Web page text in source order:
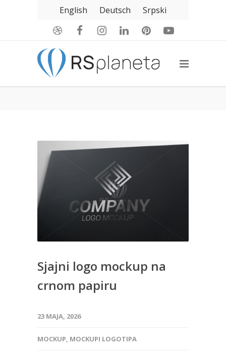
English Deutsch Srpski
Sjajni logo mockup na
crnom papiru
23 MAJA, 2026
MOCKUP, MOCKUPI LOGOTIPA